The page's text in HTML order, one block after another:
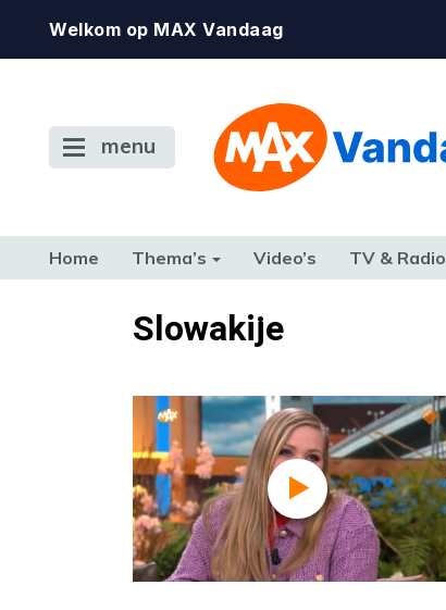
Welkom op MAX Vandaag
menu
Home Thema’s Video’s TV & Radio
TERUG NAAR TOENSlowakije